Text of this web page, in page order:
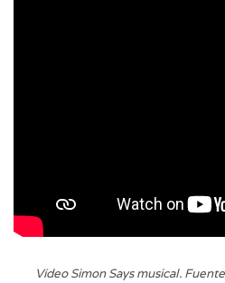
Vídeo Simon Says musical.